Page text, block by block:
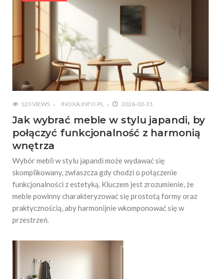
120 VIEWS INOXA.INFO.PL 2026-03-31
Jak wybrać meble w stylu japandi, by
połączyć funkcjonalność z harmonią
wnętrza
Wybór mebli w stylu japandi może wydawać się
skomplikowany, zwłaszcza gdy chodzi o połączenie
funkcjonalności z estetyką. Kluczem jest zrozumienie, że
meble powinny charakteryzować się prostotą formy oraz
praktycznością, aby harmonijnie wkomponować się w
przestrzeń.